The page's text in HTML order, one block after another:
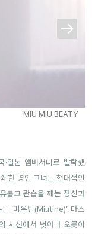
MIU MIU BEATY
일본 앰버서더로 발탁했
한 명인 그녀는 현대적인
롭고 관습을 깨는 정신과
‘미우틴(Miutine)’. 마스
시선에서 벗어나 오롯이